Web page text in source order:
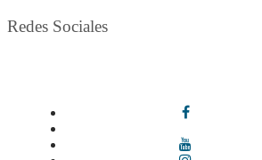
Redes Sociales